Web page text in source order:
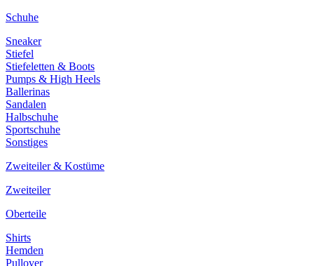
Schuhe
Sneaker
Stiefel
Stiefeletten & Boots
Pumps & High Heels
Ballerinas
Sandalen
Halbschuhe
Sportschuhe
Sonstiges
Zweiteiler & Kostüme
Zweiteiler
Oberteile
Shirts
Hemden
Pullover